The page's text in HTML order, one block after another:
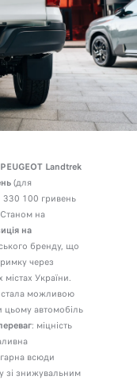
PEUGEOT Landtrek
(для
330 100 гривень
на
на
бренду, що
через
України.
стала можливою
цьому автомобіль
: міцність
всюди
зі знижувальним